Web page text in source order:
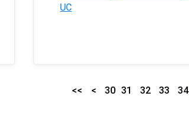
UC
<< < 30 31 32 33 34